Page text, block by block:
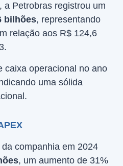
a Petrobras registrou um
bilhões, representando
relação aos R$ 124,6
caixa operacional no ano
uma sólida
companhia em 2024
, um aumento de 31%